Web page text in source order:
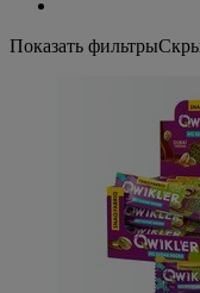
Показать фильтры